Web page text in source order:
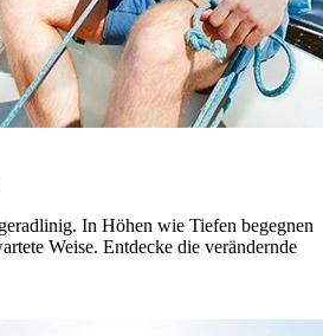
In Höhen wie Tiefen begegnen
Weise. Entdecke die verändernde